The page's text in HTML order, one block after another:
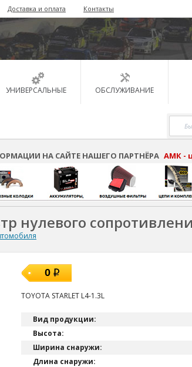
Доставка и оплата Контакты
УНИВЕРСАЛЬНЫЕ ОБСЛУЖИВАНИЕ
НА САЙТЕ НАШЕГО ПАРТНЁРА АМК -
нулевого
0
TOYOTA STARLET L4-1.3L
Вид продукции:
Высота:
Ширина снаружи:
Длина снаружи: